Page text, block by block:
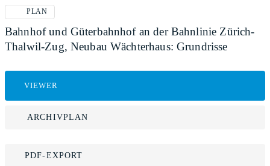
PLAN
Bahnhof und Güterbahnhof an der Bahnlinie Zürich-
Thalwil-Zug, Neubau Wächterhaus: Grundrisse
VIEWER
ARCHIVPLAN
PDF-EXPORT